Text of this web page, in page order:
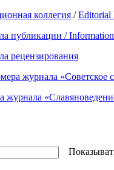
коллегия /Editorial
публикации /
рецензирования
журнала «Советское
журнала